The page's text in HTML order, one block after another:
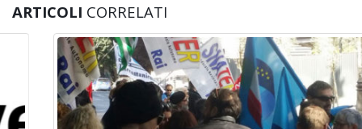
ARTICOLI CORRELATI